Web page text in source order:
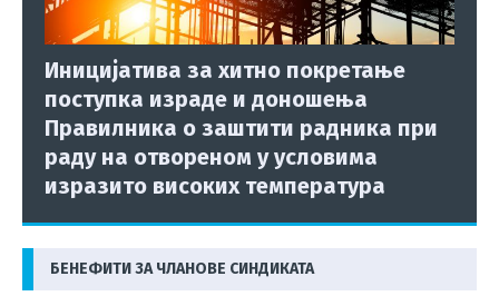
Иницијатива за хитно покретање
поступка израде и доношења
Правилника о заштити радника при
раду на отвореном у условима
изразито високих температура
БЕНЕФИТИ ЗА ЧЛАНОВЕ СИНДИКАТА